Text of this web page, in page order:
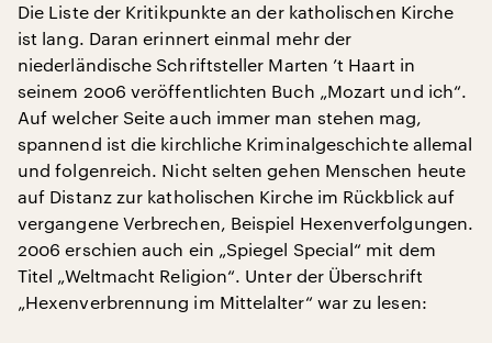
Die Liste der Kritikpunkte an der katholischen Kirche
ist lang. Daran erinnert einmal mehr der
niederländische Schriftsteller Marten ’t Haart in
seinem 2006 veröffentlichten Buch „Mozart und ich“.
Auf welcher Seite auch immer man stehen mag,
spannend ist die kirchliche Kriminalgeschichte allemal
und folgenreich. Nicht selten gehen Menschen heute
auf Distanz zur katholischen Kirche im Rückblick auf
vergangene Verbrechen, Beispiel Hexenverfolgungen.
2006 erschien auch ein „Spiegel Special“ mit dem
Titel „Weltmacht Religion“. Unter der Überschrift
„Hexenverbrennung im Mittelalter“ war zu lesen: